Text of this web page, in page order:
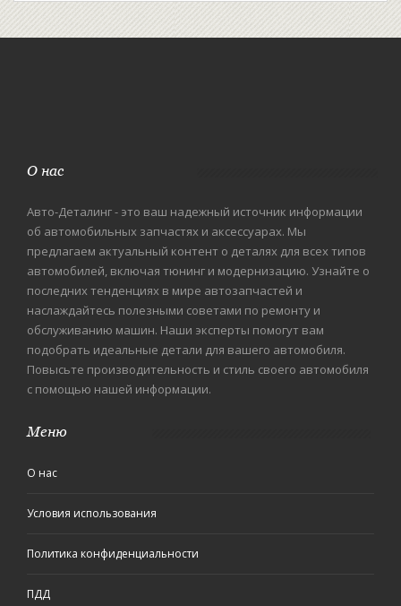
О нас
Авто-Деталинг - это ваш надежный источник информации
об автомобильных запчастях и аксессуарах. Мы
предлагаем актуальный контент о деталях для всех типов
автомобилей, включая тюнинг и модернизацию. Узнайте о
последних тенденциях в мире автозапчастей и
наслаждайтесь полезными советами по ремонту и
обслуживанию машин. Наши эксперты помогут вам
подобрать идеальные детали для вашего автомобиля.
Повысьте производительность и стиль своего автомобиля
с помощью нашей информации.
Меню
О нас
Условия использования
Политика конфиденциальности
ПДД